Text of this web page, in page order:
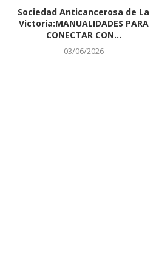
Sociedad Anticancerosa de La
Victoria:MANUALIDADES PARA
CONECTAR CON...
03/06/2026